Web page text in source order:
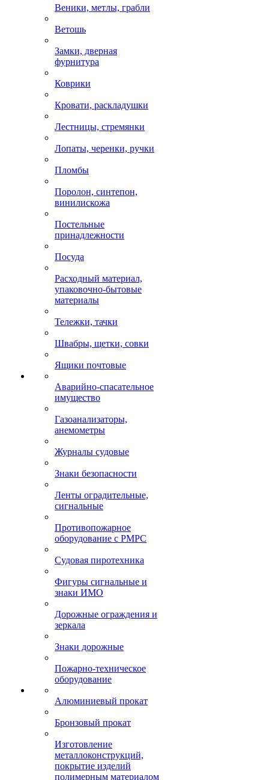
Веники, метлы, грабли
Ветошь
Замки, дверная
фурнитура
Коврики
Кровати, раскладушки
Лестницы, стремянки
Лопаты, черенки, ручки
Пломбы
Поролон, синтепон,
винилискожа
Постельные
принадлежности
Посуда
Расходный материал,
упаковочно-бытовые
материалы
Тележки, тачки
Швабры, щетки, совки
Ящики почтовые
Аварийно-спасательное
имущество
Газоанализаторы,
анемометры
Журналы судовые
Знаки безопасности
Ленты оградительные,
сигнальные
Противопожарное
оборудование с РМРС
Судовая пиротехника
Фигуры сигнальные и
знаки ИМО
Дорожные ограждения и
зеркала
Знаки дорожные
Пожарно-техническое
оборудование
Алюминиевый прокат
Бронзовый прокат
Изготовление
металлоконструкций,
покрытие изделий
полимерным материалом